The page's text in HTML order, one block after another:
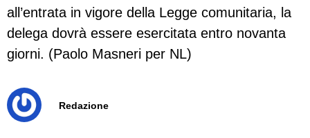
all’entrata in vigore della Legge comunitaria, la
delega dovrà essere esercitata entro novanta
giorni. (Paolo Masneri per NL)
Redazione